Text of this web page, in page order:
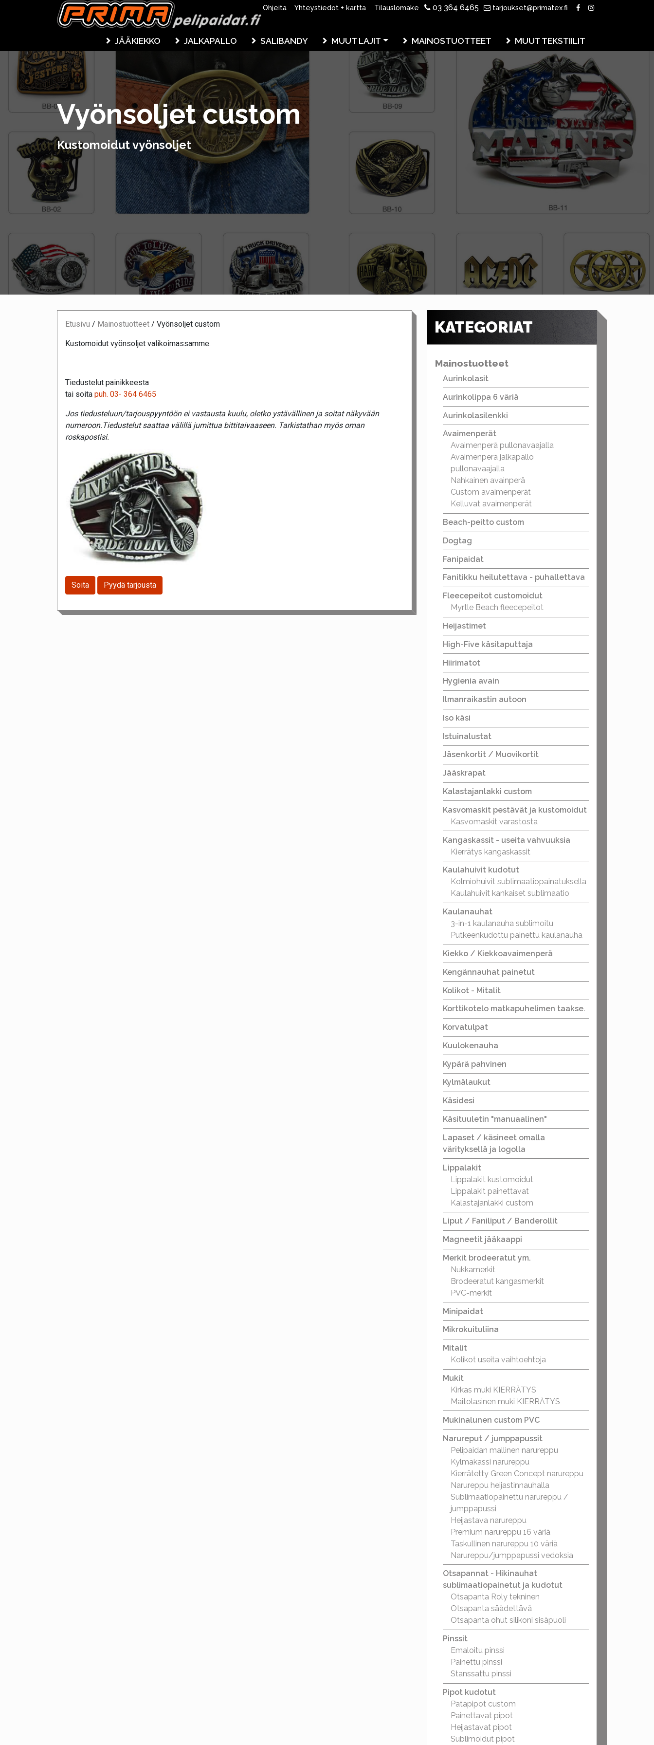
Ohjeita Yhteystiedot + kartta Tilauslomake 03 364 6465 tarjoukset@primatex.fi
JÄÄKIEKKO JALKAPALLO SALIBANDY MUUT LAJIT MAINOSTUOTTEET MUUT TEKSTIILIT
Vyönsoljet custom
Kustomoidut vyönsoljet
Etusivu / Mainostuotteet / Vyönsoljet custom
Kustomoidut vyönsoljet valikoimassamme.
Tiedustelut painikkeesta
tai soita puh. 03- 364 6465
Jos tiedusteluun/tarjouspyyntöön ei vastausta kuulu, oletko ystävällinen ja soitat näkyvään
numeroon.Tiedustelut saattaa välillä jumittua bittitaivaaseen. Tarkistathan myös oman
roskapostisi.
Soita Pyydä tarjousta
KATEGORIAT
Mainostuotteet
Aurinkolasit
Aurinkolippa 6 väriä
Aurinkolasilenkki
Avaimenperät
Avaimenperä pullonavaajalla
Avaimenperä jalkapallo
pullonavaajalla
Nahkainen avainperä
Custom avaimenperät
Kelluvat avaimenperät
Beach-peitto custom
Dogtag
Fanipaidat
Fanitikku heilutettava - puhallettava
Fleecepeitot customoidut
Myrtle Beach fleecepeitot
Heijastimet
High-Five käsitaputtaja
Hiirimatot
Hygienia avain
Ilmanraikastin autoon
Iso käsi
Istuinalustat
Jäsenkortit / Muovikortit
Jääskrapat
Kalastajanlakki custom
Kasvomaskit pestävät ja kustomoidut
Kasvomaskit varastosta
Kangaskassit - useita vahvuuksia
Kierrätys kangaskassit
Kaulahuivit kudotut
Kolmiohuivit sublimaatiopainatuksella
Kaulahuivit kankaiset sublimaatio
Kaulanauhat
3-in-1 kaulanauha sublimoitu
Putkeenkudottu painettu kaulanauha
Kiekko / Kiekkoavaimenperä
Kengännauhat painetut
Kolikot - Mitalit
Korttikotelo matkapuhelimen taakse.
Korvatulpat
Kuulokenauha
Kypärä pahvinen
Kylmälaukut
Käsidesi
Käsituuletin "manuaalinen"
Lapaset / käsineet omalla
värityksellä ja logolla
Lippalakit
Lippalakit kustomoidut
Lippalakit painettavat
Kalastajanlakki custom
Liput / Faniliput / Banderollit
Magneetit jääkaappi
Merkit brodeeratut ym.
Nukkamerkit
Brodeeratut kangasmerkit
PVC-merkit
Minipaidat
Mikrokuituliina
Mitalit
Kolikot useita vaihtoehtoja
Mukit
Kirkas muki KIERRÄTYS
Maitolasinen muki KIERRÄTYS
Mukinalunen custom PVC
Narureput / jumppapussit
Pelipaidan mallinen narureppu
Kylmäkassi narureppu
Kierrätetty Green Concept narureppu
Narureppu heijastinnauhalla
Sublimaatiopainettu narureppu /
jumppapussi
Heijastava narureppu
Premium narureppu 16 väriä
Taskullinen narureppu 10 väriä
Narureppu/jumppapussi vedoksia
Otsapannat - Hikinauhat
sublimaatiopainetut ja kudotut
Otsapanta Roly tekninen
Otsapanta säädettävä
Otsapanta ohut silikoni sisäpuoli
Pinssit
Emaloitu pinssi
Painettu pinssi
Stanssattu pinssi
Pipot kudotut
Patapipot custom
Painettavat pipot
Heijastavat pipot
Sublimoidut pipot